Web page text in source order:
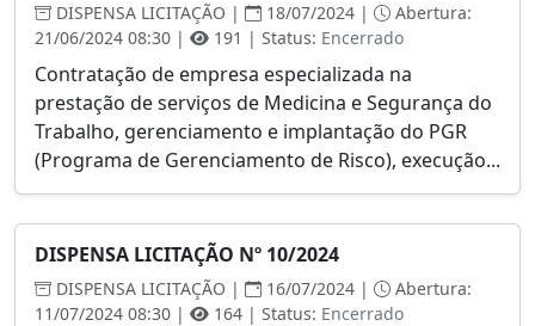
DISPENSA LICITAÇÃO | 18/07/2024 |
Abertura:
21/06/2024 08:30 |
191 | Status: Encerrado
Contratação de empresa especializada na
prestação de serviços de Medicina e Segurança do
Trabalho, gerenciamento e implantação do PGR
(Programa de Gerenciamento de Risco), execução...
DISPENSA LICITAÇÃO Nº 10/2024
DISPENSA LICITAÇÃO | 16/07/2024 |
Abertura:
11/07/2024 08:30 |
164 | Status: Encerrado